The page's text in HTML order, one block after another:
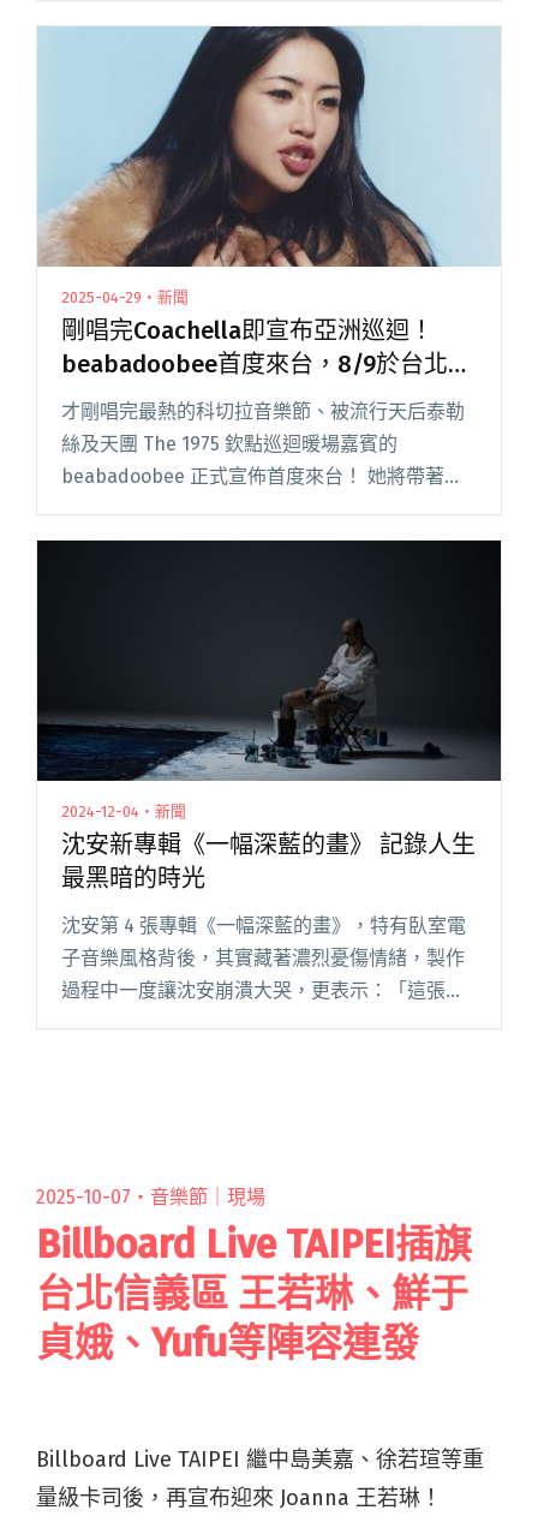
FESTIVAL」將於 2026 年 1 月 3閱讀全文 "2026
CHOSEN FESTIVAL全面升級回歸！集結7組新
星、4組海外新秀與人氣卡司"
2025-04-29・新聞
剛唱完Coachella即宣布亞洲巡迴！
beabadoobee首度來台，8/9於台北
Legacy開唱！
才剛唱完最熱的科切拉音樂節、被流行天后泰勒
絲及天團 The 1975 欽點巡迴暖場嘉賓的
beabadoobee 正式宣佈首度來台！ 她將帶著
《beabadoobee Asia Tour 2025》選定 8 月 9 日
在台北 Legacy 閱讀全文 "剛唱完Coachella即宣
2024-12-04・新聞
沈安新專輯《一幅深藍的畫》 記錄人生
最黑暗的時光
沈安第 4 張專輯《一幅深藍的畫》，特有臥室電
子音樂風格背後，其實藏著濃烈憂傷情緒，製作
過程中一度讓沈安崩潰大哭，更表示：「這張專
輯就像是一位陪我走過最黑暗時候的朋友，每一
2025-10-07・ 音樂節｜現場
Billboard Live TAIPEI插旗
台北信義區 王若琳、鮮于
貞娥、Yufu等陣容連發
Billboard Live TAIPEI 繼中島美嘉、徐若瑄等重
量級卡司後，再宣布迎來 Joanna 王若琳！